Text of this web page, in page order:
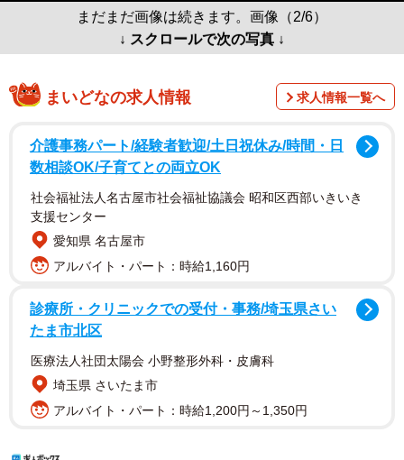
まだまだ画像は続きます。画像（2/6）
↓ スクロールで次の写真 ↓
まいどなの求人情報 求人情報一覧へ
介護事務パート/経験者歓迎/土日祝休み/時間・日
数相談OK/子育てとの両立OK
社会福祉法人名古屋市社会福祉協議会 昭和区西部いきいき
支援センター
愛知県 名古屋市
アルバイト・パート：時給1,160円
診療所・クリニックでの受付・事務/埼玉県さい
たま市北区
医療法人社団太陽会 小野整形外科・皮膚科
埼玉県 さいたま市
アルバイト・パート：時給1,200円～1,350円